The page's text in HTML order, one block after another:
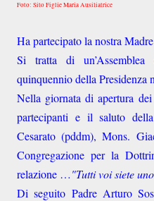
Foto: Sito Figlie Maria Ausiliatrice
Ha partecipato la nostra
Si tratta di un’Assemblea
quinquennio della Presidenza
Nella giornata di apertura
partecipanti e il saluto
Cesarato (pddm), Mons.
Congregazione per la
relazione …"Tutti voi siete
Di seguito Padre Arturo